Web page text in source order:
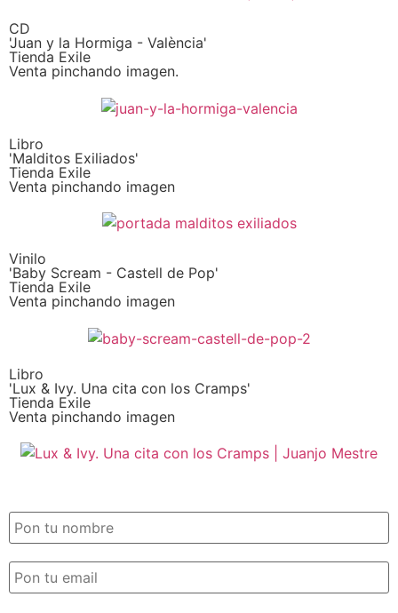
CD
'Juan y la Hormiga - València'
Tienda Exile
Venta pinchando imagen.
Libro
'Malditos Exiliados'
Tienda Exile
Venta pinchando imagen
Vinilo
'Baby Scream - Castell de Pop'
Tienda Exile
Venta pinchando imagen
Libro
'Lux & Ivy. Una cita con los Cramps'
Tienda Exile
Venta pinchando imagen